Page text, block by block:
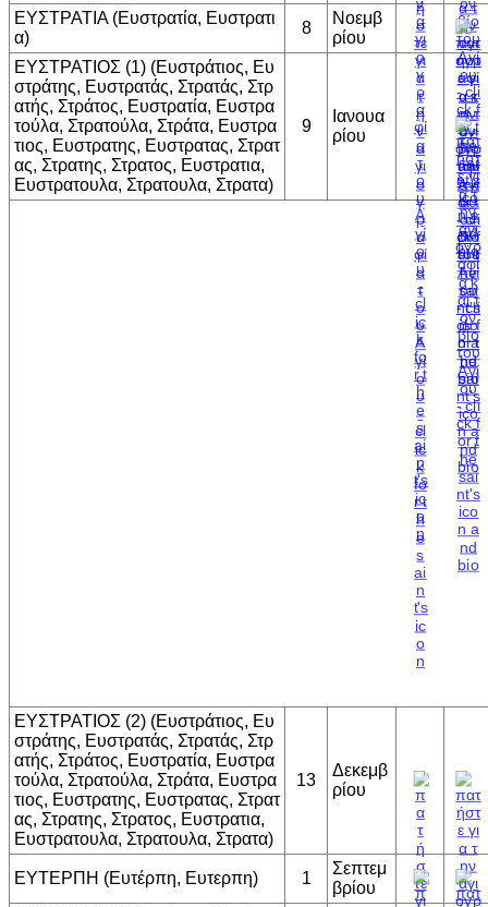
ΕΥΣΤΡΑΤΙΑ (Ευστρατία, Ευστρατι
α)
8
Νοεμβ
ρίου
ΕΥΣΤΡΑΤΙΟΣ (1) (Ευστράτιος, Ευ
στράτης, Ευστρατάς, Στρατάς, Στρ
ατής, Στράτος, Ευστρατία, Ευστρα
τούλα, Στρατούλα, Στράτα, Ευστρα
τιος, Ευστρατης, Ευστρατας, Στρατ
ας, Στρατης, Στρατος, Ευστρατια,
Ευστρατουλα, Στρατουλα, Στρατα)
9
Ιανουα
ρίου
ΕΥΣΤΡΑΤΙΟΣ (2) (Ευστράτιος, Ευ
στράτης, Ευστρατάς, Στρατάς, Στρ
ατής, Στράτος, Ευστρατία, Ευστρα
τούλα, Στρατούλα, Στράτα, Ευστρα
τιος, Ευστρατης, Ευστρατας, Στρατ
ας, Στρατης, Στρατος, Ευστρατια,
Ευστρατουλα, Στρατουλα, Στρατα)
13
Δεκεμβ
ρίου
ΕΥΤΕΡΠΗ (Ευτέρπη, Ευτερπη) 1
Σεπτεμ
βρίου